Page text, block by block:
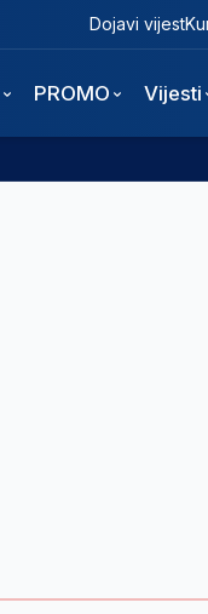
Dojavi vijest
PROMO Vijesti